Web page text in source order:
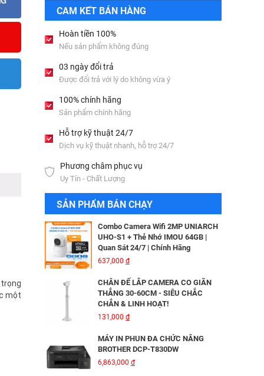
trọng
một
CAM KẾT BÁN HÀNG
Hoàn tiền 100%
Nếu sản phẩm không đúng
03 ngày đổi trả
Được đổi trả với lý do không vừa ý
100% chính hãng
Sản phẩm chính hãng
Hỗ trợ kỹ thuật 24/7
Dịch vụ kỹ thuật nhanh, hỗ trợ 24/7
Phương châm phục vụ
Uy Tín - Chất Lượng
SẢN PHẨM BÁN CHẠY
Bộ lưu điện UPS Online SANTAK
C6KS_LCD
2WT Kèm Thẻ Nhớ IMOU 64GB |
Xem Từ Xa | Dễ Lắp Đặt
Camera IP Wifi 2MP UNIARCH UHO-
Từ Xa | Dễ Lắp Đặt
624,000đ
Combo Camera IP Wifi UNIARCH
UHO-S2 2MP Kèm Thẻ Nhớ IMOU
64GB | Phù Hợp Nhà & Cửa Hàng
583,000 đ
Combo Camera Wifi 2MP UNIARCH
UHO-S1 + Thẻ Nhớ IMOU 64GB |
Quan Sát 24/7 | Chính Hãng
637,000 đ
CHÂN ĐẾ LẮP CAMERA CO GIÃN
THẲNG 30-60CM - SIÊU CHẮC
CHẮN & LINH HOẠT!
131,000 đ
MÁY IN PHUN ĐA CHỨC NĂNG
BROTHER DCP-T830DW
6,863,000 đ
Camera IP Dome 4.0 Megapixel
HIKVISION DS-2CD2346G2-ISU/SL​
3,256,000
Camera IP HIKVISION DS-
3,344,000đ
Camera IP Turret 4MP Hikvision DS-
2CD2343G2-LI2U
2,326,000
Camera IP AcuSense thân trụ 2MP
HIKVISION DS-2CD2026G2-IU/SL
3,816,000đ
BỘ MỞ RỘNG CÁP QUANG HDMI
KVM MT-VIKI MT-HK020
5,600,000đ
Camera IP Wifi 2MP UNIARCH T1L-